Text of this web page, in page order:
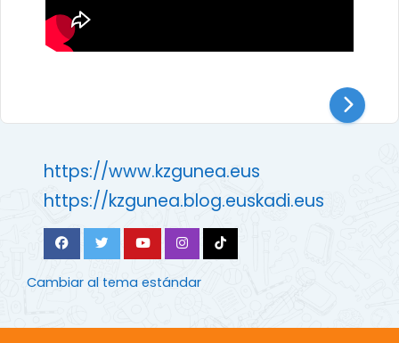
https://www.kzgunea.eus
https://kzgunea.blog.euskadi.eus
Cambiar al tema estándar